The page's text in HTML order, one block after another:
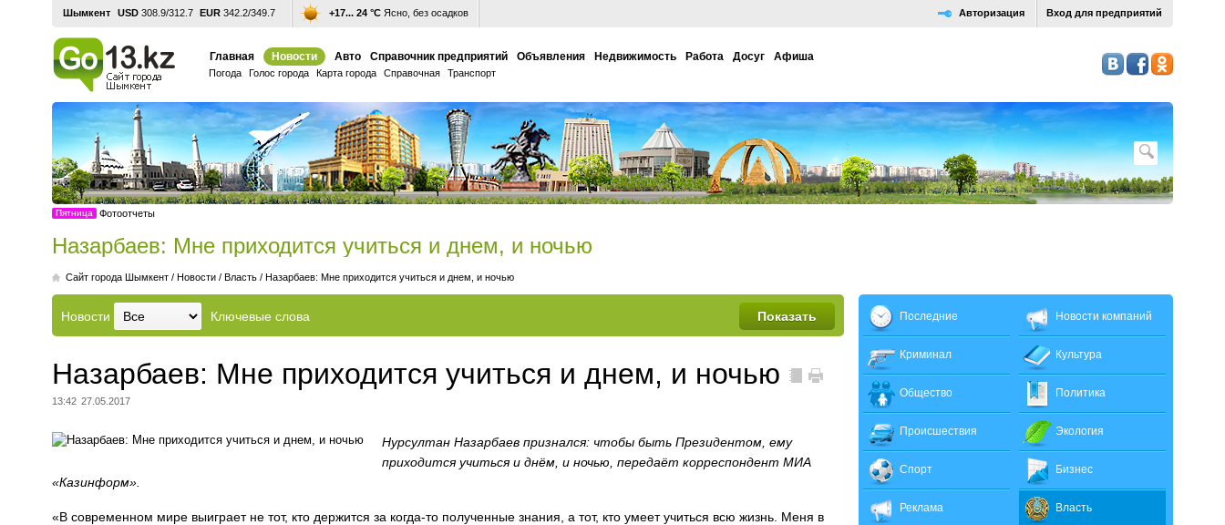
Шымкент USD 308.9/312.7 EUR 342.2/349.7 +17... 24 °С Ясно, без осадков Вход для предприятий
Авторизация
Главная Новости Авто Справочник предприятий Объявления Недвижимость Работа Досуг Афиша
Погода Голос города Карта города Справочная Транспорт
Пятница Фотоотчеты
Назарбаев: Мне приходится учиться и днем, и ночью
Cайт города Шымкент / Новости / Власть / Назарбаев: Мне приходится учиться и днем, и ночью
Новости Ключевые слова
Назарбаев: Мне приходится учиться и днем, и ночью
13:42 27.05.2017
Нурсултан Назарбаев признался: чтобы быть Президентом, ему
приходится учиться и днём, и ночью, передаёт корреспондент МИА
«Казинформ».
«В современном мире выиграет не тот, кто держится за когда-то полученные знания, а тот, кто умеет учиться всю жизнь. Меня в
Последние
Криминал
Общество
Происшествия
Спорт
Реклама
Новости компаний
Культура
Политика
Экология
Бизнес
Власть